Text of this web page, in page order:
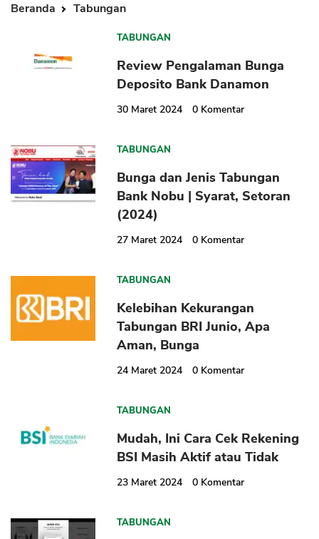
Beranda Tabungan
TABUNGAN
Review Pengalaman Bunga
Deposito Bank Danamon
30 Maret 2024 0 Komentar
TABUNGAN
Bunga dan Jenis Tabungan
Bank Nobu | Syarat, Setoran
(2024)
27 Maret 2024 0 Komentar
TABUNGAN
Kelebihan Kekurangan
Tabungan BRI Junio, Apa
Aman, Bunga
24 Maret 2024 0 Komentar
TABUNGAN
Mudah, Ini Cara Cek Rekening
BSI Masih Aktif atau Tidak
23 Maret 2024 0 Komentar
TABUNGAN
OK
CANCEL